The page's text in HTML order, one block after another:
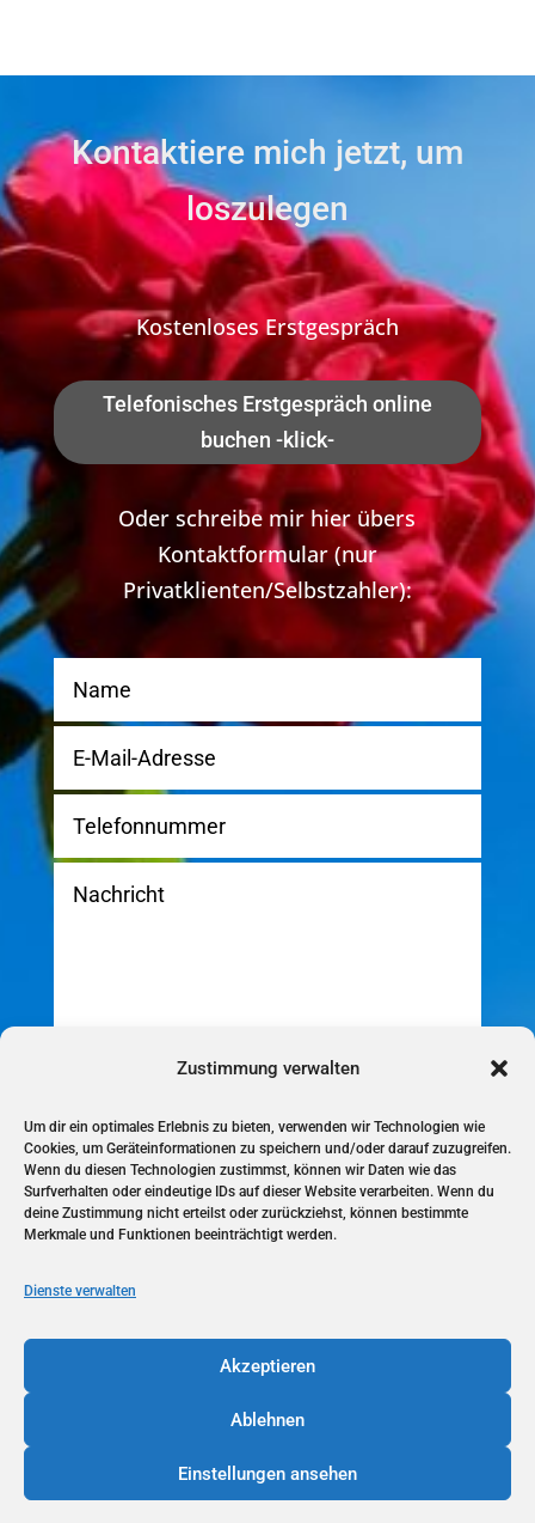
Zustimmung verwalten
Um dir ein optimales Erlebnis zu bieten, verwenden wir Technologien wie
Cookies, um Geräteinformationen zu speichern und/oder darauf zuzugreifen.
Wenn du diesen Technologien zustimmst, können wir Daten wie das
Surfverhalten oder eindeutige IDs auf dieser Website verarbeiten. Wenn du
deine Zustimmung nicht erteilst oder zurückziehst, können bestimmte
Merkmale und Funktionen beeinträchtigt werden.
Dienste verwalten
Akzeptieren
Ablehnen
Einstellungen ansehen
Kontaktiere mich jetzt, um
loszulegen
Kostenloses Erstgespräch
Telefonisches Erstgespräch online
buchen -klick-
Oder schreibe mir hier übers
Kontaktformular (nur
Privatklienten/Selbstzahler):

Privatpraxis für Psychotherapie
Beethovenstraße 1
51427 Bergisch Gladbach
 017664017402
info@cat-doloresholzer.de
© Copyright 2022